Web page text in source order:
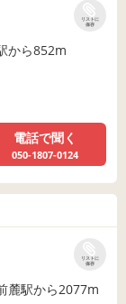
リストに
保存
から852m
電話で聞く
050-1807-0124
リストに
保存
麓駅から2077m